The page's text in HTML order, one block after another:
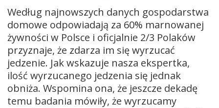
Według najnowszych danych gospodarstwa
domowe odpowiadają za 60% marnowanej
żywności w Polsce i oficjalnie 2/3 Polaków
przyznaje, że zdarza im się wyrzucać
jedzenie. Jak wskazuje nasza ekspertka,
ilość wyrzucanego jedzenia się jednak
obniża. Wspomina ona, że jeszcze dekadę
temu badania mówiły, że wyrzucamy